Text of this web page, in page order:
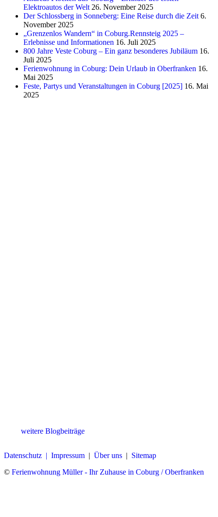
Elektroautos der Welt 26. November 2025
Der Schlossberg in Sonneberg: Eine Reise durch die Zeit 6.
November 2025
„Grenzenlos Wandern“ in Coburg.Rennsteig 2025 –
Erlebnisse und Informationen 16. Juli 2025
800 Jahre Veste Coburg – Ein ganz besonderes Jubiläum 16.
Juli 2025
Ferienwohnung in Coburg: Dein Urlaub in Oberfranken 16.
Mai 2025
Feste, Partys und Veranstaltungen in Coburg [2025] 16. Mai
2025
weitere Blogbeiträge
Datenschutz | Impressum | Über uns | Sitemap
© Ferienwohnung Müller - Ihr Zuhause in Coburg / Oberfranken